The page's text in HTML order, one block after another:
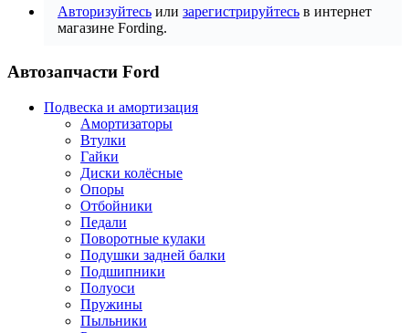
Авторизуйтесь или зарегистрируйтесь в интернет
магазине Fording.
Автозапчасти Ford
Подвеска и амортизация
Амортизаторы
Втулки
Гайки
Диски колёсные
Опоры
Отбойники
Педали
Поворотные кулаки
Подушки задней балки
Подшипники
Полуоси
Пружины
Пыльники